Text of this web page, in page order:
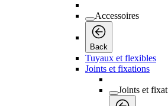
Accessoires
Back
Tuyaux et flexibles
Joints et fixations
Joints et